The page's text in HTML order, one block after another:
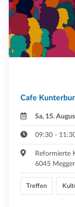
Cafe
Sa, 15.
09:30 -
Reformierte
6045
Treffen